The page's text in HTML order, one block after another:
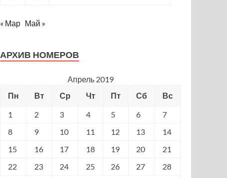
« Мар Май »
АРХИВ НОМЕРОВ
Апрель 2019
Пн
Вт Ср Чт Пт Сб
Вс
1
2 3 4 5 6
7
8
9 10 11 12 13
14
15
16 17 18 19 20
21
22
23 24 25 26 27
28